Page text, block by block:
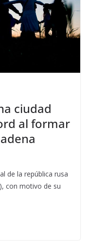
ciudad
al formar
de la república rusa
con motivo de su